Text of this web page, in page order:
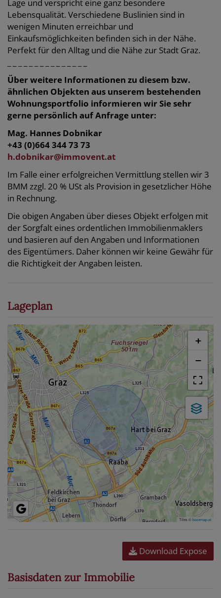
Lage und verspricht eine ganz besondere
Lebensqualität. Verschiedene Buslinien sind in
wenigen Minuten erreichbar und
Einkaufsmöglichkeiten befinden sich in der Nähe.
Perfekt für den Alltag und die Nähe zur Stadt Graz.
Über weitere Informationen zu diesem bzw.
ähnlichen Objekten aus unserem bestehenden
Wohnungsportfolio informieren wir Sie sehr
gerne persönlich auf Anfrage unter:
Mag. Hannes Dobnikar
+43 (0)664 344 73 73
h.dobnikar@immovent.at
Im Falle einer erfolgreichen Vermittlung stellen wir 3
BMM zzgl. 20 % USt als Provision in gesetzlicher Höhe
in Rechnung.
Die obigen Angaben über dieses Objekt erfolgen mit
der Sorgfalt eines ordentlichen Immobilienmaklers
und basieren auf den Angaben und Informationen
des Eigentümers. Daher können wir keine Gewähr für
die Richtigkeit der Angaben leisten.
Lageplan
+
−
Tiles ©basemap.at
Download Expose
Basisdaten zur Immobilie